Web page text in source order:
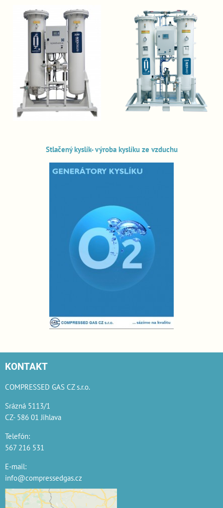
Stlačený kyslík- výroba kyslíku ze vzduchu
KONTAKT
COMPRESSED GAS CZ s.r.o.
Srázná 5113/1
CZ- 586 01 Jihlava
Telefón:
567 216 531
E-mail:
info@compressedgas.cz